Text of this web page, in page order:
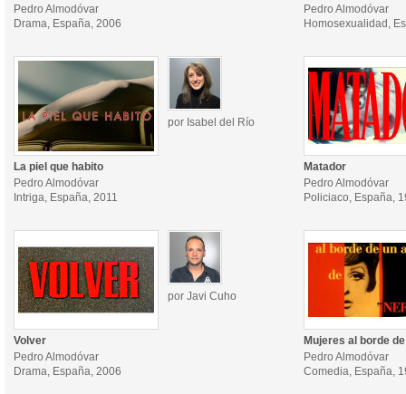
Pedro Almodóvar
Drama, España, 2006
Pedro Almodóvar
Homosexualidad,
por Isabel del Río
La piel que habito
Pedro Almodóvar
Intriga, España, 2011
Matador
Pedro Almodóvar
Policiaco, España,
por Javi Cuho
Volver
Pedro Almodóvar
Drama, España, 2006
Mujeres al borde
Pedro Almodóvar
Comedia, España,